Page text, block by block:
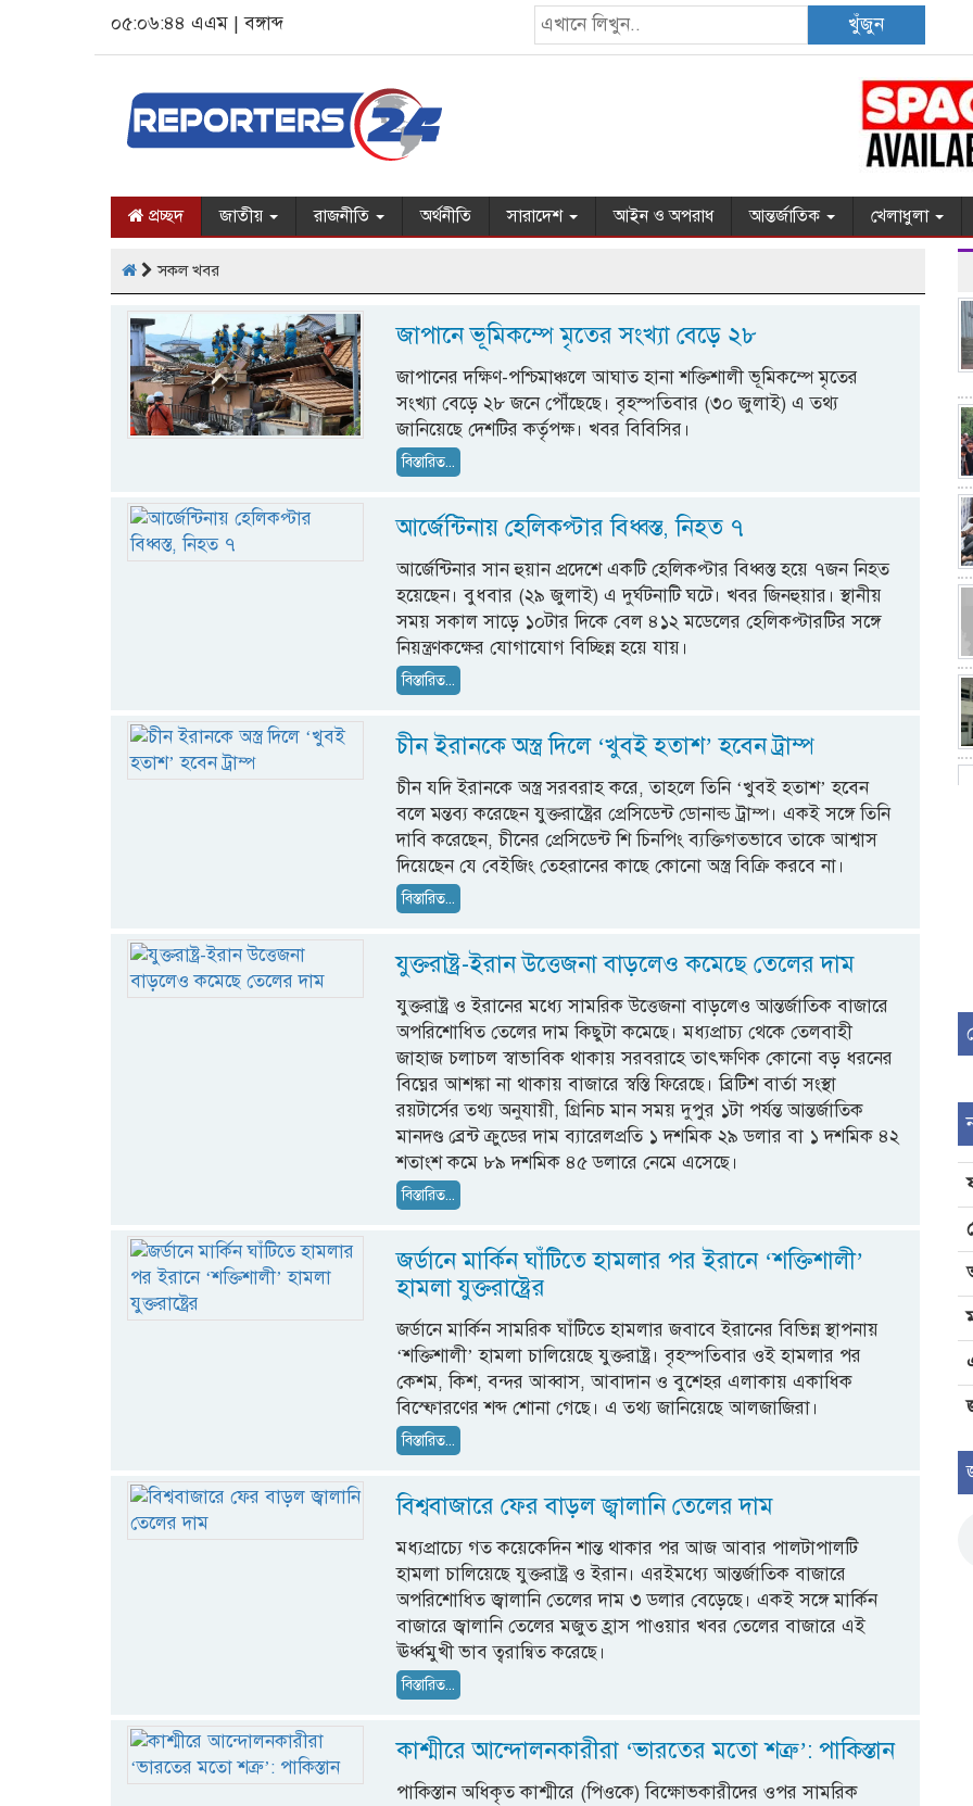
০৫:০৬:৪৪ এএম |বঙ্গাব্দ খুঁজুন
প্রচ্ছদ জাতীয় রাজনীতি অর্থনীতি সারাদেশ আইন ও অপরাধ আন্তর্জাতিক খেলাধুলা
সকল খবর
জাপানে ভূমিকম্পে মৃতের সংখ্যা বেড়ে ২৮
জাপানের দক্ষিণ-পশ্চিমাঞ্চলে আঘাত হানা শক্তিশালী ভূমিকম্পে মৃতের
সংখ্যা বেড়ে ২৮ জনে পৌঁছেছে। বৃহস্পতিবার (৩০ জুলাই) এ তথ্য
জানিয়েছে দেশটির কর্তৃপক্ষ। খবর বিবিসির।
বিস্তারিত...
আর্জেন্টিনায় হেলিকপ্টার বিধ্বস্ত, নিহত ৭
আর্জেন্টিনার সান হুয়ান প্রদেশে একটি হেলিকপ্টার বিধ্বস্ত হয়ে ৭জন নিহত
হয়েছেন। বুধবার (২৯ জুলাই) এ দুর্ঘটনাটি ঘটে। খবর জিনহুয়ার। স্থানীয়
সময় সকাল সাড়ে ১০টার দিকে বেল ৪১২ মডেলের হেলিকপ্টারটির সঙ্গে
নিয়ন্ত্রণকক্ষের যোগাযোগ বিচ্ছিন্ন হয়ে যায়।
বিস্তারিত...
চীন ইরানকে অস্ত্র দিলে ‘খুবই হতাশ’ হবেন ট্রাম্প
চীন যদি ইরানকে অস্ত্র সরবরাহ করে, তাহলে তিনি ‘খুবই হতাশ’ হবেন
বলে মন্তব্য করেছেন যুক্তরাষ্ট্রের প্রেসিডেন্ট ডোনাল্ড ট্রাম্প। একই সঙ্গে তিনি
দাবি করেছেন, চীনের প্রেসিডেন্ট শি চিনপিং ব্যক্তিগতভাবে তাকে আশ্বাস
দিয়েছেন যে বেইজিং তেহরানের কাছে কোনো অস্ত্র বিক্রি করবে না।
বিস্তারিত...
যুক্তরাষ্ট্র-ইরান উত্তেজনা বাড়লেও কমেছে তেলের দাম
যুক্তরাষ্ট্র ও ইরানের মধ্যে সামরিক উত্তেজনা বাড়লেও আন্তর্জাতিক বাজারে
অপরিশোধিত তেলের দাম কিছুটা কমেছে। মধ্যপ্রাচ্য থেকে তেলবাহী
জাহাজ চলাচল স্বাভাবিক থাকায় সরবরাহে তাৎক্ষণিক কোনো বড় ধরনের
বিঘ্নের আশঙ্কা না থাকায় বাজারে স্বস্তি ফিরেছে। ব্রিটিশ বার্তা সংস্থা
রয়টার্সের তথ্য অনুযায়ী, গ্রিনিচ মান সময় দুপুর ১টা পর্যন্ত আন্তর্জাতিক
মানদণ্ড ব্রেন্ট ক্রুডের দাম ব্যারেলপ্রতি ১ দশমিক ২৯ ডলার বা ১ দশমিক ৪২
শতাংশ কমে ৮৯ দশমিক ৪৫ ডলারে নেমে এসেছে।
বিস্তারিত...
জর্ডানে মার্কিন ঘাঁটিতে হামলার পর ইরানে ‘শক্তিশালী’
হামলা যুক্তরাষ্ট্রের
জর্ডানে মার্কিন সামরিক ঘাঁটিতে হামলার জবাবে ইরানের বিভিন্ন স্থাপনায়
‘শক্তিশালী’ হামলা চালিয়েছে যুক্তরাষ্ট্র। বৃহস্পতিবার ওই হামলার পর
কেশম, কিশ, বন্দর আব্বাস, আবাদান ও বুশেহর এলাকায় একাধিক
বিস্ফোরণের শব্দ শোনা গেছে। এ তথ্য জানিয়েছে আলজাজিরা।
বিস্তারিত...
বিশ্ববাজারে ফের বাড়ল জ্বালানি তেলের দাম
মধ্যপ্রাচ্যে গত কয়েকেদিন শান্ত থাকার পর আজ আবার পালটাপালটি
হামলা চালিয়েছে যুক্তরাষ্ট্র ও ইরান। এরইমধ্যে আন্তর্জাতিক বাজারে
অপরিশোধিত জ্বালানি তেলের দাম ৩ ডলার বেড়েছে। একই সঙ্গে মার্কিন
বাজারে জ্বালানি তেলের মজুত হ্রাস পাওয়ার খবর তেলের বাজারে এই
ঊর্ধ্বমুখী ভাব ত্বরান্বিত করেছে।
বিস্তারিত...
কাশ্মীরে আন্দোলনকারীরা ‘ভারতের মতো শত্রু’: পাকিস্তান
পাকিস্তান অধিকৃত কাশ্মীরে (পিওকে) বিক্ষোভকারীদের ওপর সামরিক